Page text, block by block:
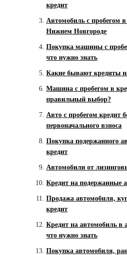
кредит
Автомобиль с пробегом
Нижнем Новгороде
Покупка машины с
что нужно знать
Какие бывают кредиты
Машина с пробегом в
правильный выбор?
Авто с пробегом кредит
первоначального взноса
Покупка подержанного
кредит
Автомобили от
Кредит на подержанные
Продажа автомобиля,
кредит
Кредит на автомобиль в
что нужно знать
Покупка автомобиля,